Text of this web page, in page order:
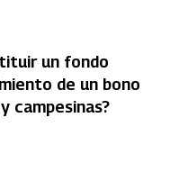
un fondo
de un bono
campesinas?